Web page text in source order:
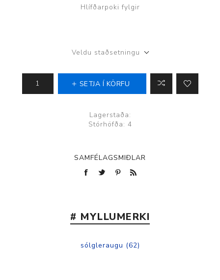
Hlífðarpoki fylgir
Veldu staðsetningu
SETJA Í KÖRFU
Lagerstaða:
Stórhöfða: 4
SAMFÉLAGSMIÐLAR
# MYLLUMERKI
sólgleraugu (62)